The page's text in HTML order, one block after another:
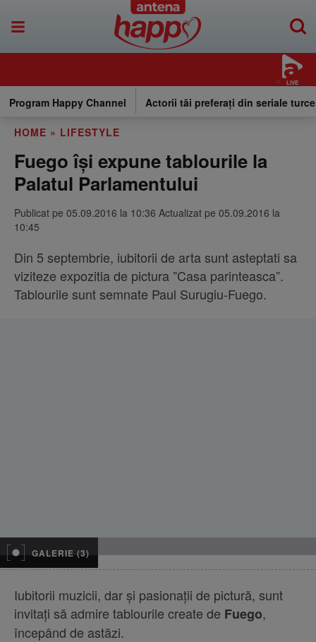
LIVE
Program Happy Channel Actorii tăi preferați din seriale
HOME » LIFESTYLE
Fuego își expune tablourile la
Palatul Parlamentului
Publicat pe 05.09.2016 la 10:36 Actualizat pe 05.09.2016 la
10:45
Din 5 septembrie, iubitorii de arta sunt asteptati sa
viziteze expozitia de pictura ”Casa parinteasca”.
Tablourile sunt semnate Paul Surugiu-Fuego.
GALERIE (3)
Iubitorii muzicii, dar și pasionații de pictură, sunt
invitați să admire tablourile create de Fuego,
începând de astăzi.